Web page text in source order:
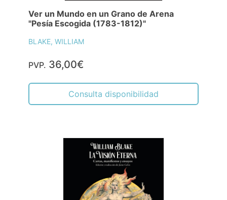
Ver un Mundo en un Grano de Arena
"Pesía Escogida (1783-1812)"
BLAKE, WILLIAM
PVP. 36,00€
Consulta disponibilidad